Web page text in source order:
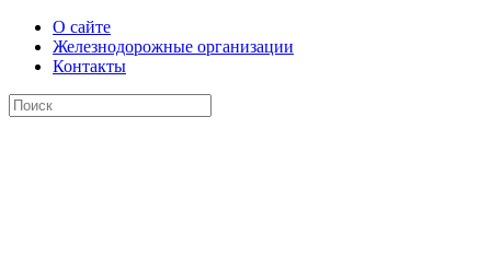
О сайте
Железнодорожные организации
Контакты